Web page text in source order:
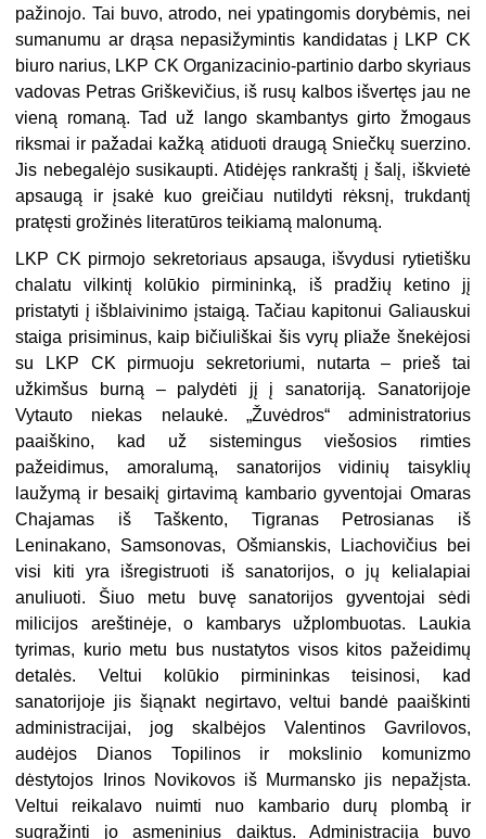
pažinojo. Tai buvo, atrodo, nei ypatingomis dorybėmis, nei
sumanumu ar drąsa nepasižymintis kandidatas į LKP CK
biuro narius, LKP CK Organizacinio-partinio darbo skyriaus
vadovas Petras Griškevičius, iš rusų kalbos išvertęs jau ne
vieną romaną. Tad už lango skambantys girto žmogaus
riksmai ir pažadai kažką atiduoti draugą Sniečkų suerzino.
Jis nebegalėjo susikaupti. Atidėjęs rankraštį į šalį, iškvietė
apsaugą ir įsakė kuo greičiau nutildyti rėksnį, trukdantį
pratęsti grožinės literatūros teikiamą malonumą.
LKP CK pirmojo sekretoriaus apsauga, išvydusi rytietišku
chalatu vilkintį kolūkio pirmininką, iš pradžių ketino jį
pristatyti į išblaivinimo įstaigą. Tačiau kapitonui Galiauskui
staiga prisiminus, kaip bičiuliškai šis vyrų pliaže šnekėjosi
su LKP CK pirmuoju sekretoriumi, nutarta – prieš tai
užkimšus burną – palydėti jį į sanatoriją. Sanatorijoje
Vytauto niekas nelaukė. „Žuvėdros“ administratorius
paaiškino, kad už sistemingus viešosios rimties
pažeidimus, amoralumą, sanatorijos vidinių taisyklių
laužymą ir besaikį girtavimą kambario gyventojai Omaras
Chajamas iš Taškento, Tigranas Petrosianas iš
Leninakano, Samsonovas, Ošmianskis, Liachovičius bei
visi kiti yra išregistruoti iš sanatorijos, o jų kelialapiai
anuliuoti. Šiuo metu buvę sanatorijos gyventojai sėdi
milicijos areštinėje, o kambarys užplombuotas. Laukia
tyrimas, kurio metu bus nustatytos visos kitos pažeidimų
detalės. Veltui kolūkio pirmininkas teisinosi, kad
sanatorijoje jis šiąnakt negirtavo, veltui bandė paaiškinti
administracijai, jog skalbėjos Valentinos Gavrilovos,
audėjos Dianos Topilinos ir mokslinio komunizmo
dėstytojos Irinos Novikovos iš Murmansko jis nepažįsta.
Veltui reikalavo nuimti nuo kambario durų plombą ir
sugrąžinti jo asmeninius daiktus. Administracija buvo